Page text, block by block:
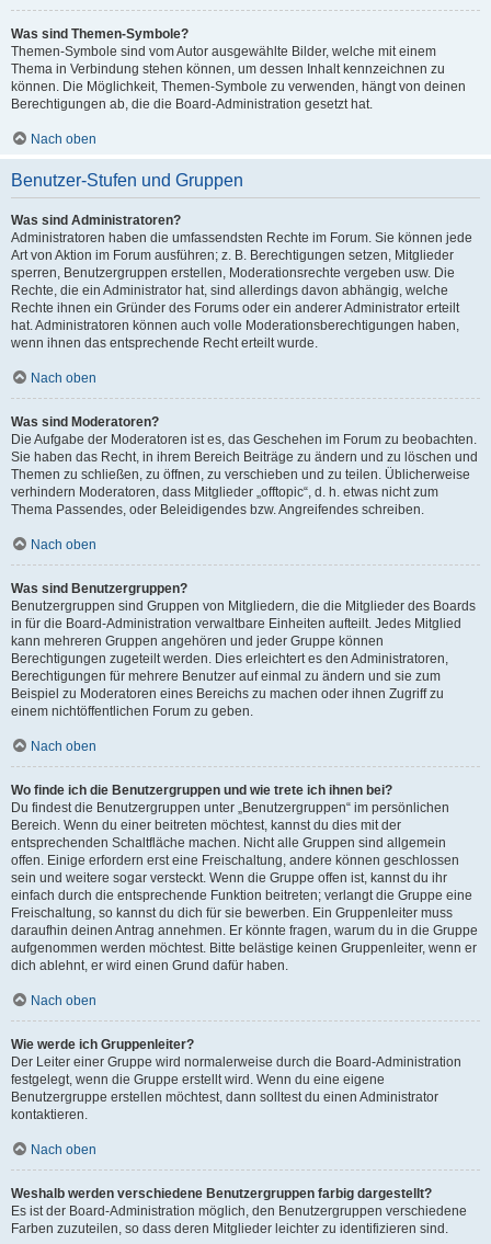
Was sind Themen-Symbole?
Themen-Symbole sind vom Autor ausgewählte Bilder, welche mit einem
Thema in Verbindung stehen können, um dessen Inhalt kennzeichnen zu
können. Die Möglichkeit, Themen-Symbole zu verwenden, hängt von deinen
Berechtigungen ab, die die Board-Administration gesetzt hat.
Nach oben
Benutzer-Stufen und Gruppen
Was sind Administratoren?
Administratoren haben die umfassendsten Rechte im Forum. Sie können jede
Art von Aktion im Forum ausführen; z. B. Berechtigungen setzen, Mitglieder
sperren, Benutzergruppen erstellen, Moderationsrechte vergeben usw. Die
Rechte, die ein Administrator hat, sind allerdings davon abhängig, welche
Rechte ihnen ein Gründer des Forums oder ein anderer Administrator erteilt
hat. Administratoren können auch volle Moderationsberechtigungen haben,
wenn ihnen das entsprechende Recht erteilt wurde.
Nach oben
Was sind Moderatoren?
Die Aufgabe der Moderatoren ist es, das Geschehen im Forum zu beobachten.
Sie haben das Recht, in ihrem Bereich Beiträge zu ändern und zu löschen und
Themen zu schließen, zu öffnen, zu verschieben und zu teilen. Üblicherweise
verhindern Moderatoren, dass Mitglieder „offtopic“, d. h. etwas nicht zum
Thema Passendes, oder Beleidigendes bzw. Angreifendes schreiben.
Nach oben
Was sind Benutzergruppen?
Benutzergruppen sind Gruppen von Mitgliedern, die die Mitglieder des Boards
in für die Board-Administration verwaltbare Einheiten aufteilt. Jedes Mitglied
kann mehreren Gruppen angehören und jeder Gruppe können
Berechtigungen zugeteilt werden. Dies erleichtert es den Administratoren,
Berechtigungen für mehrere Benutzer auf einmal zu ändern und sie zum
Beispiel zu Moderatoren eines Bereichs zu machen oder ihnen Zugriff zu
einem nichtöffentlichen Forum zu geben.
Nach oben
Wo finde ich die Benutzergruppen und wie trete ich ihnen bei?
Du findest die Benutzergruppen unter „Benutzergruppen“ im persönlichen
Bereich. Wenn du einer beitreten möchtest, kannst du dies mit der
entsprechenden Schaltfläche machen. Nicht alle Gruppen sind allgemein
offen. Einige erfordern erst eine Freischaltung, andere können geschlossen
sein und weitere sogar versteckt. Wenn die Gruppe offen ist, kannst du ihr
einfach durch die entsprechende Funktion beitreten; verlangt die Gruppe eine
Freischaltung, so kannst du dich für sie bewerben. Ein Gruppenleiter muss
daraufhin deinen Antrag annehmen. Er könnte fragen, warum du in die Gruppe
aufgenommen werden möchtest. Bitte belästige keinen Gruppenleiter, wenn er
dich ablehnt, er wird einen Grund dafür haben.
Nach oben
Wie werde ich Gruppenleiter?
Der Leiter einer Gruppe wird normalerweise durch die Board-Administration
festgelegt, wenn die Gruppe erstellt wird. Wenn du eine eigene
Benutzergruppe erstellen möchtest, dann solltest du einen Administrator
kontaktieren.
Nach oben
Weshalb werden verschiedene Benutzergruppen farbig dargestellt?
Es ist der Board-Administration möglich, den Benutzergruppen verschiedene
Farben zuzuteilen, so dass deren Mitglieder leichter zu identifizieren sind.